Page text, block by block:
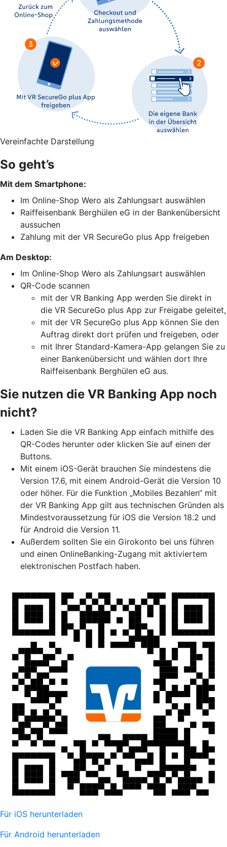
Vereinfachte Darstellung
So geht’s
Mit dem Smartphone:
Im Online-Shop Wero als Zahlungsart auswählen
Raiffeisenbank Berghülen eG in der Bankenübersicht
aussuchen
Zahlung mit der VR SecureGo plus App freigeben
Am Desktop:
Im Online-Shop Wero als Zahlungsart auswählen
QR-Code scannen
mit der VR Banking App werden Sie direkt in
die VR SecureGo plus App zur Freigabe geleitet,
mit der VR SecureGo plus App können Sie den
Auftrag direkt dort prüfen und freigeben, oder
mit Ihrer Standard-Kamera-App gelangen Sie zu
einer Bankenübersicht und wählen dort Ihre
Raiffeisenbank Berghülen eG aus.
Sie nutzen die VR Banking App noch
nicht?
Laden Sie die VR Banking App einfach mithilfe des
QR-Codes herunter oder klicken Sie auf einen der
Buttons.
Mit einem iOS-Gerät brauchen Sie mindestens die
Version 17.6, mit einem Android-Gerät die Version 10
oder höher. Für die Funktion „Mobiles Bezahlen“ mit
der VR Banking App gilt aus technischen Gründen als
Mindestvoraussetzung für iOS die Version 18.2 und
für Android die Version 11.
Außerdem sollten Sie ein Girokonto bei uns führen
und einen OnlineBanking-Zugang mit aktiviertem
elektronischen Postfach haben.
Für iOS herunterladen
Für Android herunterladen